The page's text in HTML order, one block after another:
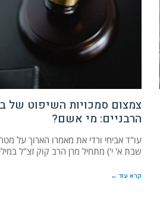
צמצום סמכויות השיפוט של
הרבניים: מי אשם?
עו"ד אביחי ורדי את מאמרו הארוך על
שבת א' י') מתחיל מרן הרב קוק זצ"ל
קרא עוד ←